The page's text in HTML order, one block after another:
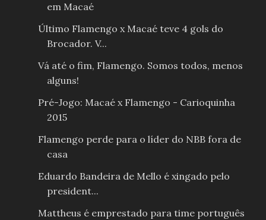
em Macaé
Último Flamengo x Macaé teve 4 gols do
Brocador. V...
Vá até o fim, Flamengo. Somos todos, menos
alguns!
Pré-Jogo: Macaé x Flamengo - Carioquinha
2015
Flamengo perde para o líder do NBB fora de
casa
Eduardo Bandeira de Mello é xingado pelo
president...
Mattheus é emprestado para time português